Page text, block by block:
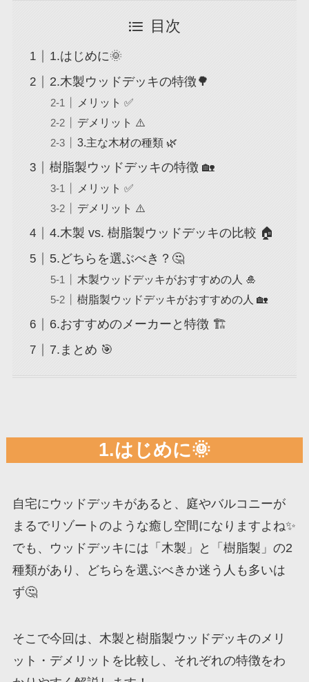
目次
1.はじめに🌞
2.木製ウッドデッキの特徴🌳
メリット ✅
デメリット ⚠️
3.主な木材の種類 🌿
樹脂製ウッドデッキの特徴 🏡
メリット ✅
デメリット ⚠️
4.木製 vs. 樹脂製ウッドデッキの比較 🏠
5.どちらを選ぶべき？🤔
木製ウッドデッキがおすすめの人 🎍
樹脂製ウッドデッキがおすすめの人 🏡
6.おすすめのメーカーと特徴 🏗️
7.まとめ 🎯
1.はじめに🌞
自宅にウッドデッキがあると、庭やバルコニーが
まるでリゾートのような癒し空間になりますよね✨
でも、ウッドデッキには「木製」と「樹脂製」の2
種類があり、どちらを選ぶべきか迷う人も多いは
ず🤔
そこで今回は、木製と樹脂製ウッドデッキのメリ
ット・デメリットを比較し、それぞれの特徴をわ